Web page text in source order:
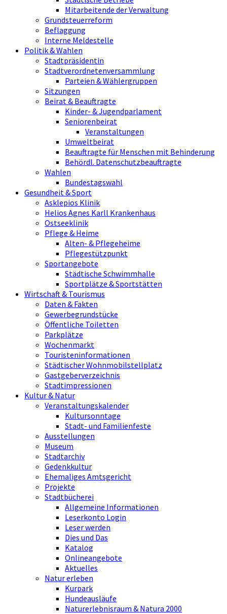
Mitarbeitende der Verwaltung
Grundsteuerreform
Beflaggung
Interne Meldestelle
Politik & Wahlen
Stadtpräsidentin
Stadtverordnetenversammlung
Parteien & Wählergruppen
Sitzungen
Beirat & Beauftragte
Kinder- & Jugendparlament
Seniorenbeirat
Veranstaltungen
Umweltbeirat
Beauftragte für Menschen mit Behinderung
Behördl. Datenschutzbeauftragte
Wahlen
Bundestagswahl
Gesundheit & Sport
Asklepios Klinik
Helios Agnes Karll Krankenhaus
Ostseeklinik
Pflege & Heime
Alten- & Pflegeheime
Pflegestützpunkt
Sportangebote
Städtische Schwimmhalle
Sportplätze & Sportstätten
Wirtschaft & Tourismus
Daten & Fakten
Gewerbegrundstücke
Öffentliche Toiletten
Parkplätze
Wochenmarkt
Touristeninformationen
Städtischer Wohnmobilstellplatz
Gastgeberverzeichnis
Stadtimpressionen
Kultur & Natur
Veranstaltungskalender
Kultursonntage
Stadt- und Familienfeste
Ausstellungen
Museum
Stadtarchiv
Gedenkkultur
Ehemaliges Amtsgericht
Projekte
Stadtbücherei
Allgemeine Informationen
Leserkonto Login
Leser werden
Dies und Das
Katalog
Onlineangebote
Aktuelles
Natur erleben
Kurpark
Hundeausläufe
Naturerlebnisraum & Natura 2000